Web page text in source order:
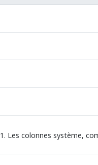
Les colonnes système,